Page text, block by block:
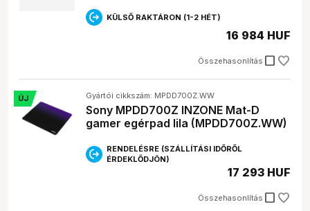
KÜLSŐ RAKTÁRON (1-2 HÉT)
Összehasonlítás check_box_outline_blank
16 984 HUF
ÚJ Gyártói cikkszám: MPDD700Z.WW
Sony MPDD700Z INZONE Mat-D
gamer egérpad lila (MPDD700Z.WW)
RENDELÉSRE (SZÁLLÍTÁSI IDŐRŐL
ÉRDEKLŐDJÖN)
Összehasonlítás check_box_outline_blank
17 293 HUF